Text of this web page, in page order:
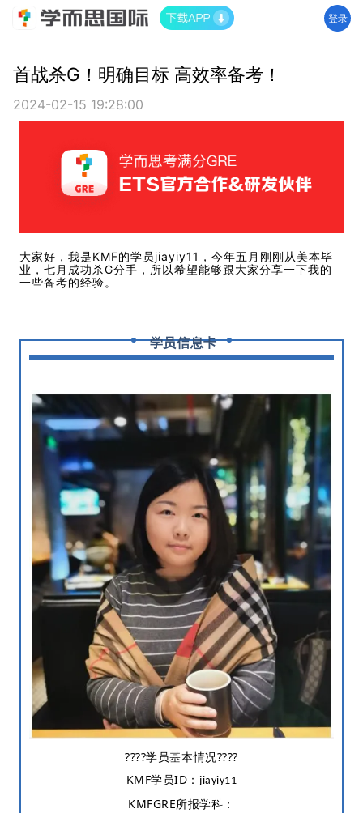
登录
首战杀G！明确目标 高效率备考！
2024-02-15 19:28:00
大家好，我是KMF的学员jiayiy11，今年五月刚刚从美本毕
业，七月成功杀G分手，所以希望能够跟大家分享一下我的
一些备考的经验。
学员信息卡
????学员基本情况????
KMF学员ID： jiayiy11
KMFGRE所报学科：